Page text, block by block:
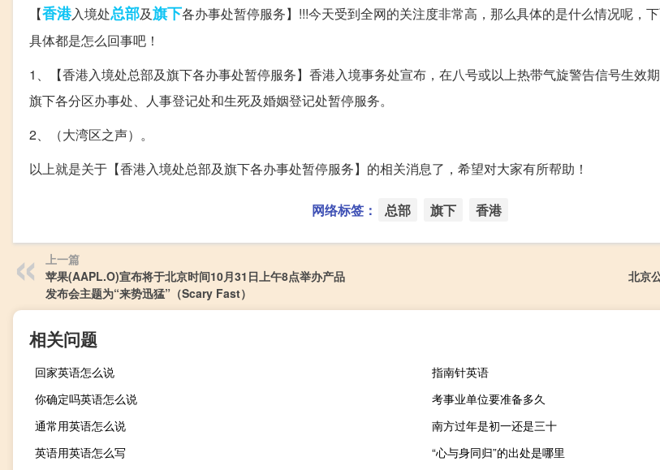
【香港入境处总部及旗下各办事处暂停服务】!!!今天受到全网的关注度非常高，那么具体的是什么情况呢，
具体都是怎么回事吧！
1、【香港入境处总部及旗下各办事处暂停服务】香港入境事务处宣布，在八号或以上热带气旋警告信号生效
旗下各分区办事处、人事登记处和生死及婚姻登记处暂停服务。
2、（大湾区之声）。
以上就是关于【香港入境处总部及旗下各办事处暂停服务】的相关消息了，希望对大家有所帮助！
网络标签： 总部 旗下 香港
上一篇
苹果(AAPL.O)宣布将于北京时间10月31日上午8点举办产品
发布会主题为“来势迅猛”（Scary Fast）
北京
相关问题
回家英语怎么说
指南针英语
你确定吗英语怎么说
考事业单位要准备多久
通常用英语怎么说
南方过年是初一还是三十
英语用英语怎么写
“心与身同归”的出处是哪里